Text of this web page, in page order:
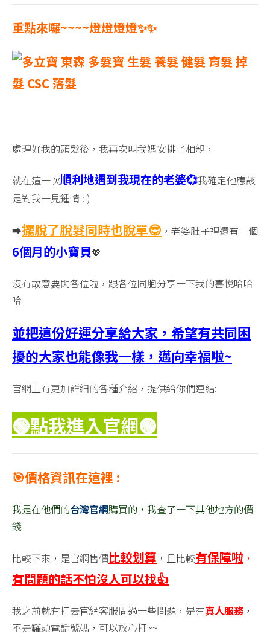
重點來囉~~~~燈燈燈燈✨✨
處理好我的頭髮後，我再次叫我媽安排了相親，
就在這一次順利地遇到我現在的老婆💞我確定他應該
是對我一見鍾情 : )
➡️擺脫了脫髮同時也脫單😎 ，老婆肚子裡還有一個
6個月的小寶貝💖
沒有故意要閃各位啦，跟各位同胞分享一下我的喜悅哈哈
哈
並把這份好運分享給大家，希望有共同困
擾的大家也能像我一樣，邁向幸福啦~
官網上有更加詳細的各種介紹，提供給你們連結:
🟢點我進入官網🟢
🎯價格資訊在這裡 :
我是在他們的台灣官網購買的，我查了一下其他地方的價
錢
比較下來，是官網售價比較划算 ，且比較有保障啦 ，
有問題的話不怕沒人可以找👍
我之前就有打去官網客服問過一些問題，是有真人服務 ，
不是罐頭電話號碼，可以放心打~~